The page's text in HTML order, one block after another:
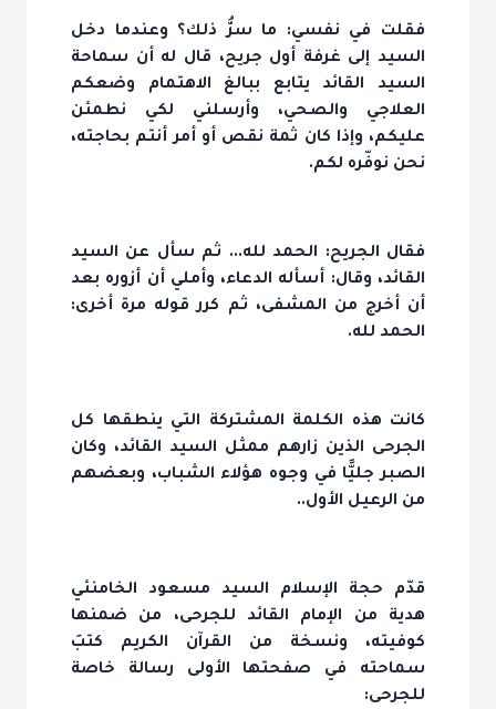
فقلت في نفسي: ما سرُّ ذلك؟ وعندما دخل
السيد إلى غرفة أول جريح، قال له أن سماحة
السيد القائد يتابع ببالغ الاهتمام وضعكم
العلاجي والصحي، وأرسلني لكي نطمئن
عليكم، وإذا كان ثمة نقص أو أمر أنتم بحاجته،
نحن نوفّره لكم.
فقال الجريح: الحمد لله... ثم سأل عن السيد
القائد، وقال: أسأله الدعاء، وأملي أن أزوره بعد
أن أخرج من المشفى، ثم كرر قوله مرة أخرى:
الحمد لله.
كانت هذه الكلمة المشتركة التي ينطقها كل
الجرحى الذين زارهم ممثل السيد القائد، وكان
الصبر جليًّا في وجوه هؤلاء الشباب، وبعضهم
من الرعيل الأول..
قدّم حجة الإسلام السيد مسعود الخامنئي
هدية من الإمام القائد للجرحى، من ضمنها
كوفيته، ونسخة من القرآن الكريم كتبَ
سماحته في صفحتها الأولى رسالة خاصة
للجرحى: